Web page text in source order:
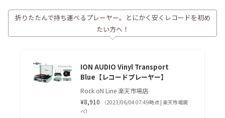
折りたたんで持ち運べるプレーヤー。とにかく安くレコードを初め
たい方へ！
ION AUDIO Vinyl Transport
Blue【レコードプレーヤー】
Rock oN Line 楽天市場店
¥8,910
（2023/06/04 07:49時点 | 楽天市場調
べ）